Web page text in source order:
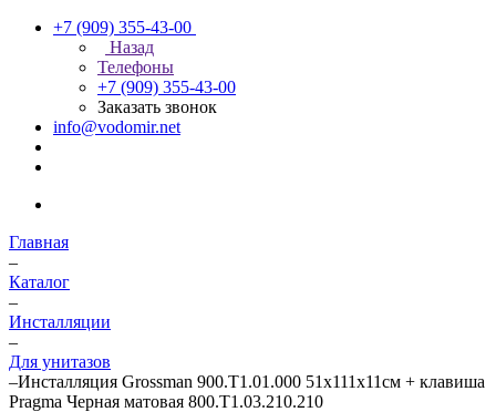
+7 (909) 355-43-00
Назад
Телефоны
+7 (909) 355-43-00
Заказать звонок
info@vodomir.net
Главная
–
Каталог
–
Инсталляции
–
Для унитазов
–Инсталляция Grossman 900.T1.01.000 51х111х11см + клавиша
Pragma Черная матовая 800.Т1.03.210.210